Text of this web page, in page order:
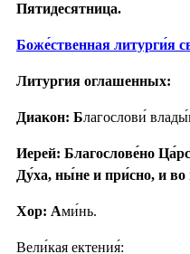
Пятидесятница.
Боже́ственная литурги́я
Литургия оглашенных:
Диакон: Благослови́
Иерей: Благослове́но
Ду́ха, ны́не и при́сно, и во
Хор: Ами́нь.
Вели́кая ектения́: